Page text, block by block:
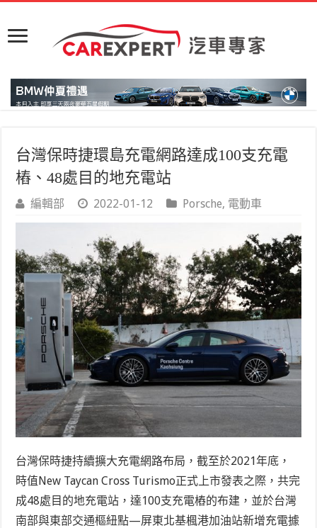
台灣保時捷環島充電網路達成100支充電
樁、48處目的地充電站
編輯部 2022-01-12 Porsche, 電動車
台灣保時捷持續擴大充電網路布局，截至於2021年底，
時值New Taycan Cross Turismo正式上市發表之際，共完
成48處目的地充電站，達100支充電樁的布建，並於台灣
南部與東部交通樞紐點—屏東北基楓港加油站新增充電據